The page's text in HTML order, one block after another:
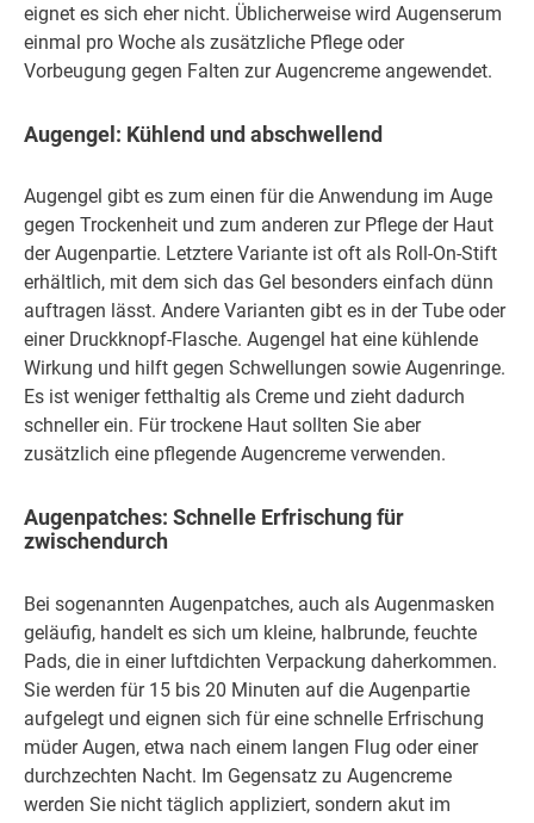
eignet es sich eher nicht. Üblicherweise wird Augenserum
einmal pro Woche als zusätzliche Pflege oder
Vorbeugung gegen Falten zur Augencreme angewendet.
Augengel: Kühlend und abschwellend
Augengel gibt es zum einen für die Anwendung im Auge
gegen Trockenheit und zum anderen zur Pflege der Haut
der Augenpartie. Letztere Variante ist oft als Roll-On-Stift
erhältlich, mit dem sich das Gel besonders einfach dünn
auftragen lässt. Andere Varianten gibt es in der Tube oder
einer Druckknopf-Flasche. Augengel hat eine kühlende
Wirkung und hilft gegen Schwellungen sowie Augenringe.
Es ist weniger fetthaltig als Creme und zieht dadurch
schneller ein. Für trockene Haut sollten Sie aber
zusätzlich eine pflegende Augencreme verwenden.
Augenpatches: Schnelle Erfrischung für
zwischendurch
Bei sogenannten Augenpatches, auch als Augenmasken
geläufig, handelt es sich um kleine, halbrunde, feuchte
Pads, die in einer luftdichten Verpackung daherkommen.
Sie werden für 15 bis 20 Minuten auf die Augenpartie
aufgelegt und eignen sich für eine schnelle Erfrischung
müder Augen, etwa nach einem langen Flug oder einer
durchzechten Nacht. Im Gegensatz zu Augencreme
werden Sie nicht täglich appliziert, sondern akut im